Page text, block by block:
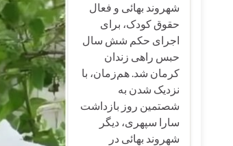
شهروند بهائی و فعال
حقوق کودک، برای
اجرای حکم شش سال
حبس راهی زندان
کرمان شد. هم‌زمان، با
نزدیک شدن به
شصتمین روز بازداشت
سارا سپهری، دیگر
شهروند بهائی در